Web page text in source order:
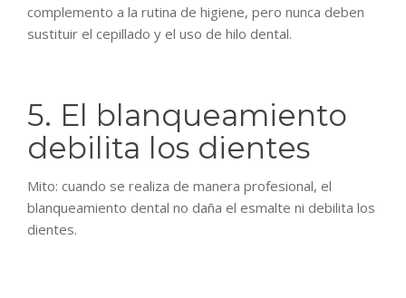
complemento a la rutina de higiene, pero nunca deben
sustituir el cepillado y el uso de hilo dental.
5. El blanqueamiento
debilita los dientes
Mito: cuando se realiza de manera profesional, el
blanqueamiento dental no daña el esmalte ni debilita los
dientes.